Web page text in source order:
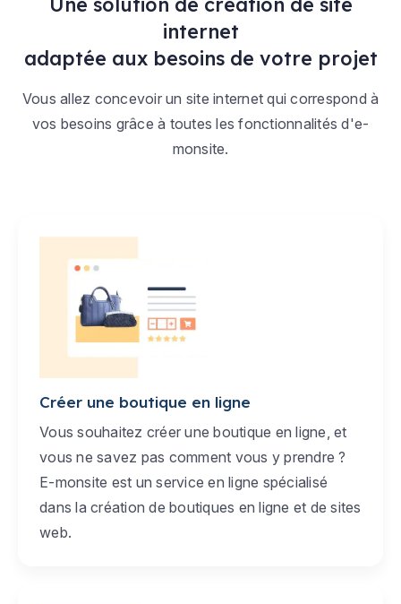
internet
adaptée aux besoins de votre projet
Vous allez concevoir un site internet qui correspond à
vos besoins grâce à toutes les fonctionnalités d'e-
monsite.
Créer une boutique en ligne
Vous souhaitez créer une boutique en ligne, et
vous ne savez pas comment vous y prendre ?
E-monsite est un service en ligne spécialisé
dans la création de boutiques en ligne et de sites
web.